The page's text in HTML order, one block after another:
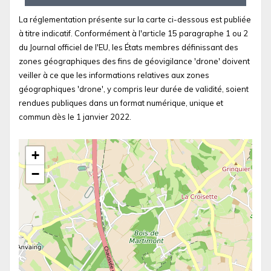
La réglementation présente sur la carte ci-dessous est publiée
à titre indicatif. Conformément à l'article 15 paragraphe 1 ou 2
du Journal officiel de l'EU, les États membres définissant des
zones géographiques des fins de géovigilance 'drone' doivent
veiller à ce que les informations relatives aux zones
géographiques 'drone', y compris leur durée de validité, soient
rendues publiques dans un format numérique, unique et
commun dès le 1 janvier 2022.